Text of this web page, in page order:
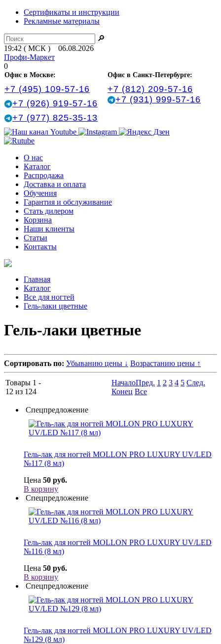
Сертификаты и инструкции
Рекламные материалы
🔎
19:42 ( МСК ) 06.08.2026
Профи-Маркет
0
Офис в Москве:
+7 (495) 109-57-16
+7 (926) 919-57-16
+7 (977) 825-35-13
Офис в Санкт‑Петербурге:
+7 (812) 209-57-16
+7 (931) 999-57-16
О нас
Каталог
Распродажа
Доставка и оплата
Обучения
Гарантия и обслуживание
Стать дилером
Корзина
Наши клиенты
Статьи
Контакты
Главная
Каталог
Все для ногтей
Гель-лаки цветные
Гель-лаки цветные
Сортировать по: Убыванию цены ↓ Возрастанию цены ↑
Товары 1 -
12 из 124
НачалоПред. 1 2 3 4 5 След.
Конец Все
Спецпредложение
Гель-лак для ногтей MOLLON PRO LUXURY UV/LED
№117 (8 мл)
Цена 50 руб.
В корзину
Спецпредложение
Гель-лак для ногтей MOLLON PRO LUXURY UV/LED
№116 (8 мл)
Цена 50 руб.
В корзину
Спецпредложение
Гель-лак для ногтей MOLLON PRO LUXURY UV/LED
№129 (8 мл)